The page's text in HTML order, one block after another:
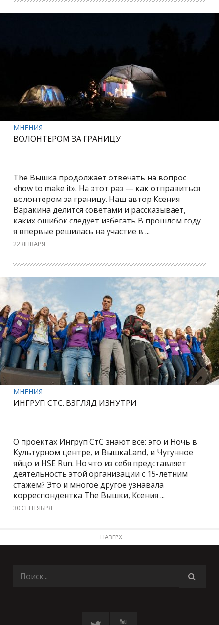
МНЕНИЯ
ВОЛОНТЕРОМ ЗА ГРАНИЦУ
The Вышка продолжает отвечать на вопрос
«how to make it». На этот раз — как отправиться
волонтером за границу. Наш автор Ксения
Варакина делится советами и рассказывает,
каких ошибок следует избегать В прошлом году
я впервые решилась на участие в ...
22 ЯНВАРЯ
МНЕНИЯ
ИНГРУП СТС: ВЗГЛЯД ИЗНУТРИ
О проектах Ингруп СтС знают все: это и Ночь в
Культурном центре, и ВышкаLand, и Чугунное
яйцо и HSE Run. Но что из себя представляет
деятельность этой организации с 15-летним
стажем? Это и многое другое узнавала
корреспондентка The Вышки, Ксения ...
30 СЕНТЯБРЯ
НАВЕРХ